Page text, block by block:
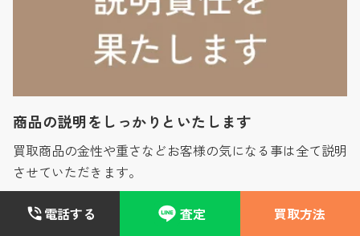
電話する 査定 買取方法
商品の説明をしっかりといたします
買取商品の金性や重さなどお客様の気になる事は全て説明
させていただきます。